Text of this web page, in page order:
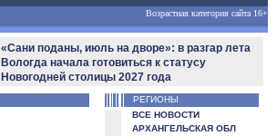
Возрастная категория сайта 16+
«Сани поданы, июль на дворе»: в разгар лета
Вологда начала готовиться к статусу
Новогодней столицы 2027 года
РЕГИОНЫ
ВСЕ НОВОСТИ
АРХАНГЕЛЬСКАЯ ОБЛ